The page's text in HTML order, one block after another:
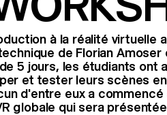
à la réalité virtuelle
de Florian
5 jours, les étudiants ont
et tester leurs scènes
d'entre eux a
globale qui sera